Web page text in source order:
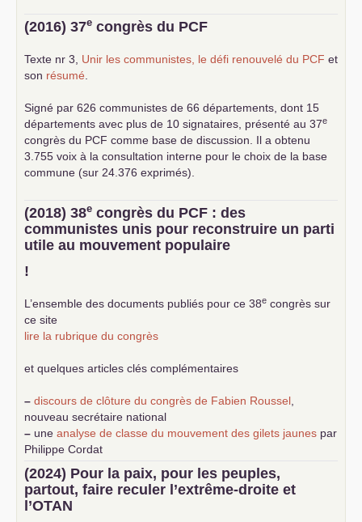
(2016) 37e congrès du PCF
Texte nr 3, Unir les communistes, le défi renouvelé du PCF et
son résumé
Signé par 626 communistes de 66 départements, dont 15
départements avec plus de 10 signataires, présenté au 37e
congrès du PCF comme base de discussion. Il a obtenu
3.755 voix à la consultation interne pour le choix de la base
commune (sur 24.376 exprimés).
(2018) 38e congrès du PCF : des
communistes unis pour reconstruire un parti
utile au mouvement populaire
!
L’ensemble des documents publiés pour ce 38e congrès sur
ce site
lire la rubrique du congrès
et quelques articles clés complémentaires
– discours de clôture du congrès de Fabien Roussel
nouveau secrétaire national
– une analyse de classe du mouvement des gilets jaunes par
Philippe Cordat
–
un texte de Jean-Claude Delaunay
le marxisme est la
science sociale de notre temps
–un appel proposé aux partis communistes et ouvrier
d’Europe
(2024) Pour la paix, pour les peuples,
partout, faire reculer l’extrême-droite et
l’OTAN